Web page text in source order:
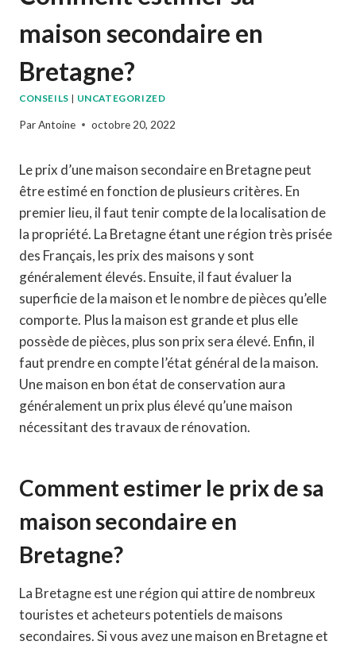
maison secondaire en
Bretagne?
CONSEILS | UNCATEGORIZED
ParAntoine octobre 20, 2022
Le prix d’une maison secondaire en Bretagne peut
être estimé en fonction de plusieurs critères. En
premier lieu, il faut tenir compte de la localisation de
la propriété. La Bretagne étant une région très prisée
des Français, les prix des maisons y sont
généralement élevés. Ensuite, il faut évaluer la
superficie de la maison et le nombre de pièces qu’elle
comporte. Plus la maison est grande et plus elle
possède de pièces, plus son prix sera élevé. Enfin, il
faut prendre en compte l’état général de la maison.
Une maison en bon état de conservation aura
généralement un prix plus élevé qu’une maison
nécessitant des travaux de rénovation.
Comment estimer le prix de sa
maison secondaire en
Bretagne?
La Bretagne est une région qui attire de nombreux
touristes et acheteurs potentiels de maisons
secondaires. Si vous avez une maison en Bretagne et